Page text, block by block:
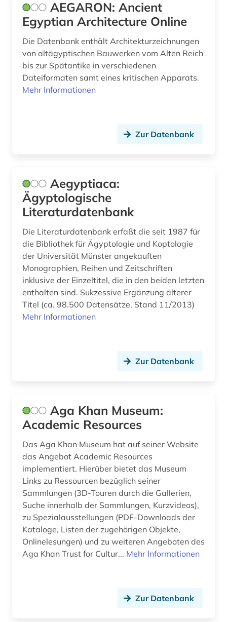
christentum (1)
cuneiform (1)
darstellende kunst (1)
datensammlung (1)
denkmal (2)
denkmalpflege (4)
denkmalschutz (1)
depotfund (1)
design (3)
deutsch (1)
deutschland (5)
deutschland (ddr) (1)
digitale karte (1)
digitalisat (1)
digitalisierung (1)
discovery service (1)
dissertation (2)
dokument (2)
dunhuang (1)
dunhuang-handschriften (1)
AEGARON: Ancient
Egyptian Architecture Online
Die Datenbank enthält Architekturzeichnungen
von altägyptischen Bauwerken vom Alten Reich
bis zur Spätantike in verschiedenen
Dateiformaten samt eines kritischen Apparats.
Mehr Informationen
Zur Datenbank
Aegyptiaca:
Ägyptologische
Literaturdatenbank
Die Literaturdatenbank erfaßt die seit 1987 für
die Bibliothek für Ägyptologie und Koptologie
der Universität Münster angekauften
Monographien, Reihen und Zeitschriften
inklusive der Einzeltitel, die in den beiden letzten
enthalten sind. Sukzessive Ergänzung älterer
Titel (ca. 98.500 Datensätze, Stand 11/2013)
Mehr Informationen
Zur Datenbank
Aga Khan Museum:
Academic Resources
Das Aga Khan Museum hat auf seiner Website
das Angebot Academic Resources
implementiert. Hierüber bietet das Museum
Links zu Ressourcen bezüglich seiner
Sammlungen (3D-Touren durch die Gallerien,
Suche innerhalb der Sammlungen, Kurzvideos),
zu Spezialausstellungen (PDF-Downloads der
Kataloge, Listen der zugehörigen Objekte,
Onlinelesungen) und zu weiteren Angeboten des
Aga Khan Trust for Cultur... Mehr Informationen
Zur Datenbank